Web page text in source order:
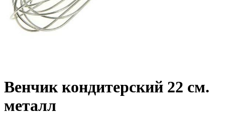
Венчик кондитерский 22 см.
металл